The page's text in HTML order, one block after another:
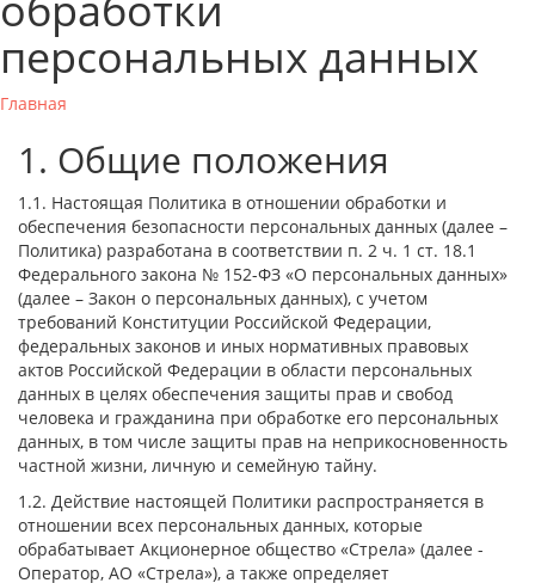
персональных данных
Главная
1. Общие положения
1.1. Настоящая Политика в отношении обработки и
обеспечения безопасности персональных данных (далее –
Политика) разработана в соответствии п. 2 ч. 1 ст. 18.1
Федерального закона № 152-ФЗ «О персональных данных»
(далее – Закон о персональных данных), с учетом
требований Конституции Российской Федерации,
федеральных законов и иных нормативных правовых
актов Российской Федерации в области персональных
данных в целях обеспечения защиты прав и свобод
человека и гражданина при обработке его персональных
данных, в том числе защиты прав на неприкосновенность
частной жизни, личную и семейную тайну.
1.2. Действие настоящей Политики распространяется в
отношении всех персональных данных, которые
обрабатывает Акционерное общество «Стрела» (далее -
Оператор, АО «Стрела»), а также определяет